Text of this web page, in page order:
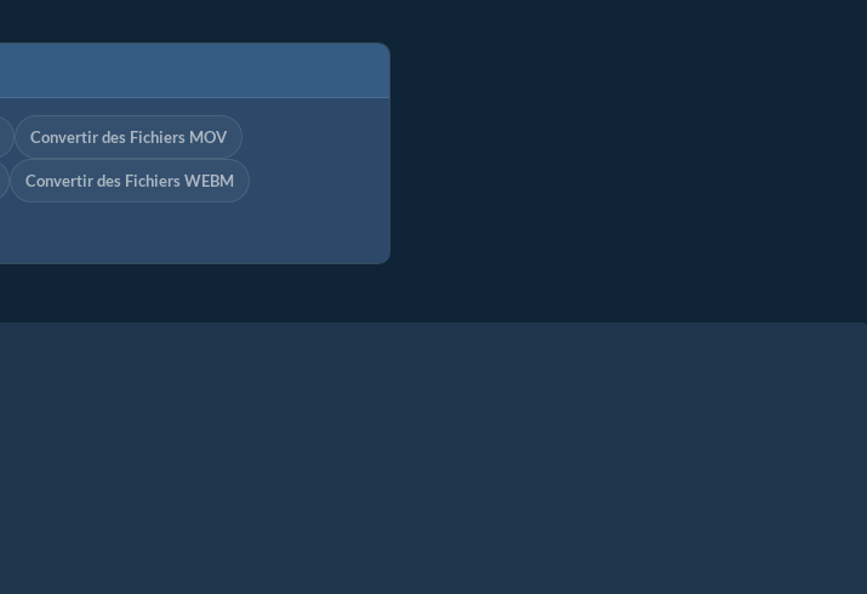
Convertir des Fichiers MOV
Convertir des Fichiers WEBM